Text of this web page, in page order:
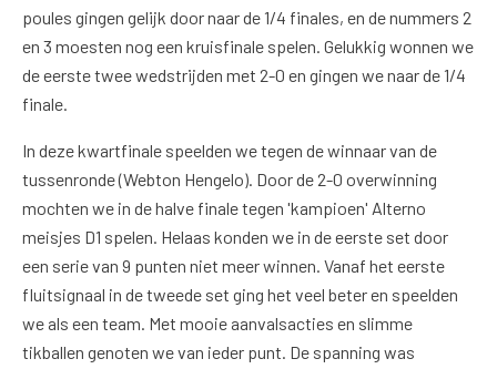
poules gingen gelijk door naar de 1/4 finales, en de nummers 2
en 3 moesten nog een kruisfinale spelen. Gelukkig wonnen we
de eerste twee wedstrijden met 2-0 en gingen we naar de 1/4
finale.
In deze kwartfinale speelden we tegen de winnaar van de
tussenronde (Webton Hengelo). Door de 2-0 overwinning
mochten we in de halve finale tegen 'kampioen' Alterno
meisjes D1 spelen. Helaas konden we in de eerste set door
een serie van 9 punten niet meer winnen. Vanaf het eerste
fluitsignaal in de tweede set ging het veel beter en speelden
we als een team. Met mooie aanvalsacties en slimme
tikballen genoten we van ieder punt. De spanning was